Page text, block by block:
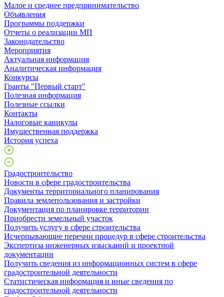
Малое и среднее предпринимательство
Объявления
Программы поддержки
Отчеты о реализации МП
Законодательство
Мероприятия
Актуальная информация
Аналитическая информация
Конкурсы
Гранты "Первый старт"
Полезная информация
Полезные ссылки
Контакты
Налоговые каникулы
Имущественная поддержка
История успеха
Градостроительство
Новости в сфере градостроительства
Документы территориального планирования
Правила землепользования и застройки
Документация по планировке территории
Приобрести земельный участок
Получить услугу в сфере строительства
Исчерпывающие перечни процедур в сфере строительства
Экспертиза инженерных изысканий и проектной
документации
Получить сведения из информационных систем в сфере
градостроительной деятельности
Статистическая информация и иные сведения по
градостроительной деятельности